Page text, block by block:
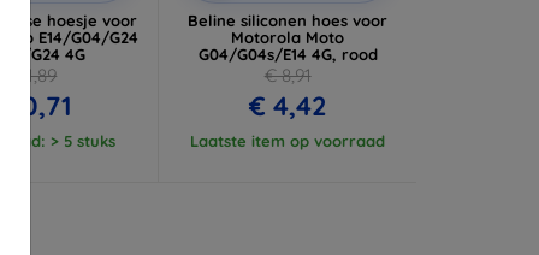
Case hoesje voor
E14/G04/G24
G24 4G
€ 11,89
€ 10,71
> 5 stuks
Beline siliconen hoes voor
Motorola Moto
G04/G04s/E14 4G, rood
€ 8,91
€ 4,42
Laatste item op voorraad